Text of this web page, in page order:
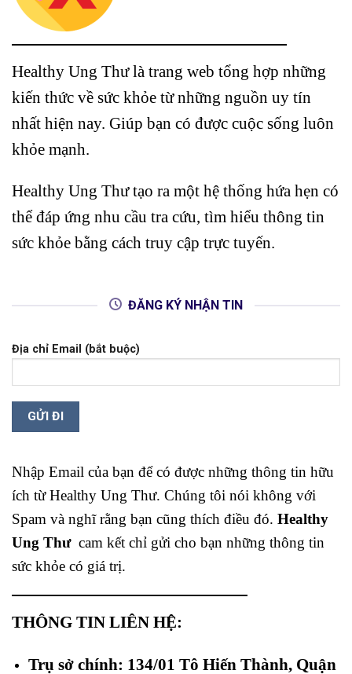
Healthy Ung Thư là trang web tổng hợp những
kiến thức về sức khỏe từ những nguồn uy tín
nhất hiện nay. Giúp bạn có được cuộc sống luôn
khỏe mạnh.
Healthy Ung Thư tạo ra một hệ thống hứa hẹn có
thể đáp ứng nhu cầu tra cứu, tìm hiểu thông tin
sức khỏe bằng cách truy cập trực tuyến.
ĐĂNG KÝ NHẬN TIN
Địa chỉ Email (bắt buộc)
Nhập Email của bạn để có được những thông tin hữu
ích từ Healthy Ung Thư. Chúng tôi nói không với
Spam và nghĩ rằng bạn cũng thích điều đó. Healthy
Ung Thư cam kết chỉ gửi cho bạn những thông tin
sức khỏe có giá trị.
THÔNG TIN LIÊN HỆ:
Trụ sở chính: 134/01 Tô Hiến Thành, Quận